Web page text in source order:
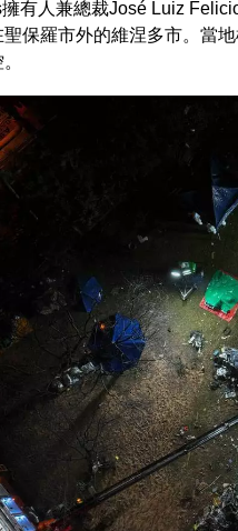
有人兼總裁José Luiz
聖保羅市外的維涅多市。當